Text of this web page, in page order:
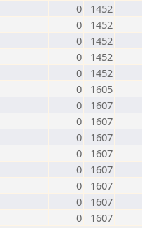
0
1452
0
1452
0
1452
0
1452
0
1452
0
1605
0
1607
0
1607
0
1607
0
1607
0
1607
0
1607
0
1607
0 1607